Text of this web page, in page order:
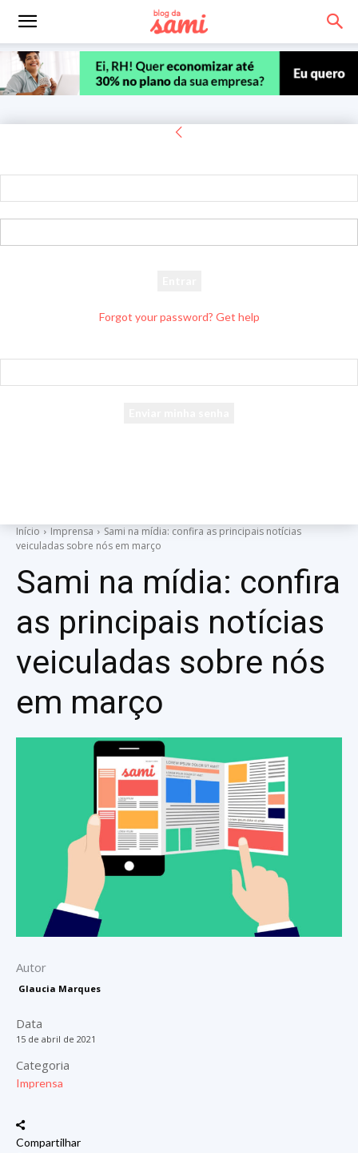
Forgot your password? Get help
Início Imprensa
Sami na mídia: confira as principais notícias
veiculadas sobre nós em março
Sami na mídia: confira
as principais notícias
veiculadas sobre nós
em março
Autor
Glaucia Marques
Data
15 de abril de 2021
Categoria
Imprensa
Compartilhar